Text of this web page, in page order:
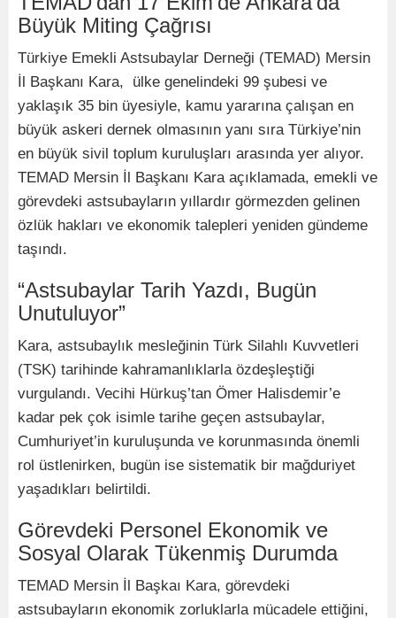
Büyük Miting Çağrısı
Türkiye Emekli Astsubaylar Derneği (TEMAD) Mersin
İl Başkanı Kara, ülke genelindeki 99 şubesi ve
yaklaşık 35 bin üyesiyle, kamu yararına çalışan en
büyük askeri dernek olmasının yanı sıra Türkiye’nin
en büyük sivil toplum kuruluşları arasında yer alıyor.
TEMAD Mersin İl Başkanı Kara açıklamada, emekli ve
görevdeki astsubayların yıllardır görmezden gelinen
özlük hakları ve ekonomik talepleri yeniden gündeme
taşındı.
“Astsubaylar Tarih Yazdı, Bugün
Unutuluyor”
Kara, astsubaylık mesleğinin Türk Silahlı Kuvvetleri
(TSK) tarihinde kahramanlıklarla özdeşleştiği
vurgulandı. Vecihi Hürkuş’tan Ömer Halisdemir’e
kadar pek çok isimle tarihe geçen astsubaylar,
Cumhuriyet’in kuruluşunda ve korunmasında önemli
rol üstlenirken, bugün ise sistematik bir mağduriyet
yaşadıkları belirtildi.
Görevdeki Personel Ekonomik ve
Sosyal Olarak Tükenmiş Durumda
TEMAD Mersin İl Başkaı Kara, görevdeki
astsubayların ekonomik zorluklarla mücadele ettiğini,